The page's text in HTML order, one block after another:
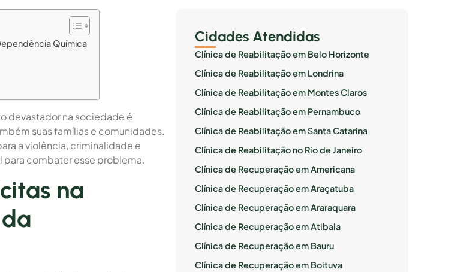
Química
devastador na sociedade é
suas famílias e comunidades.
a violência, criminalidade e
combater esse problema.
na
Cidades Atendidas
Clínica de Reabilitação em Belo Horizonte
Clínica de Reabilitação em Londrina
Clínica de Reabilitação em Montes Claros
Clínica de Reabilitação em Pernambuco
Clínica de Reabilitação em Santa Catarina
Clínica de Reabilitação no Rio de Janeiro
Clínica de Recuperação em Americana
Clínica de Recuperação em Araçatuba
Clínica de Recuperação em Araraquara
Clínica de Recuperação em Atibaia
Clínica de Recuperação em Bauru
Clínica de Recuperação em Boituva